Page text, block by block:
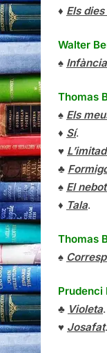
♦ Els
Walter
♠
Thomas
♠ Els
♦ Sí.
♥
♣
♠ El
♦ Tala.
Thomas
♠
Prudenci
♣ Violeta.
♥ Josafat.